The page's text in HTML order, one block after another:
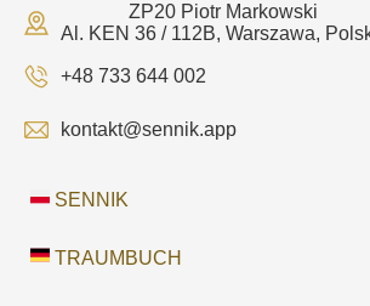
ZP20 Piotr Markowski
Al. KEN 36 / 112B, Warszawa,
+48 733 644 002
kontakt@sennik.app
SENNIK
TRAUMBUCH